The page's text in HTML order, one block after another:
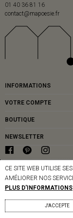
01 40 36 81 16
contact@mapoesie.fr
INFORMATIONS
VOTRE COMPTE
BOUTIQUE
NEWSLETTER
© MAPOÉSIE PARIS -
CE SITE WEB UTILISE
AMÉLIORER NOS
PLUS D'INFORMATIONS
J'ACCEPTE